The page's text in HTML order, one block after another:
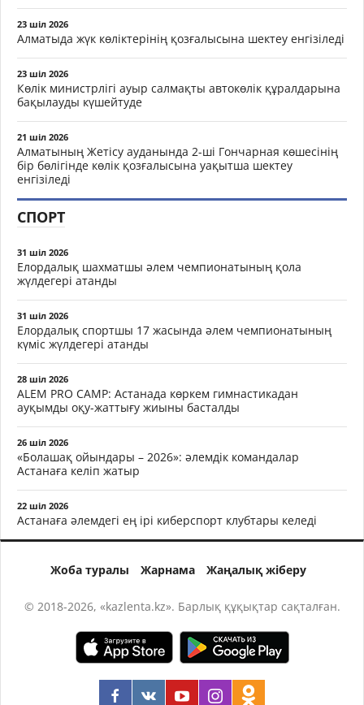
23 шіл 2026
Алматыда жүк көліктерінің қозғалысына шектеу енгізіледі
23 шіл 2026
Көлік министрлігі ауыр салмақты автокөлік құралдарына
бақылауды күшейтуде
21 шіл 2026
Алматының Жетісу ауданында 2-ші Гончарная көшесінің
бір бөлігінде көлік қозғалысына уақытша шектеу
енгізіледі
СПОРТ
31 шіл 2026
Елордалық шахматшы әлем чемпионатының қола
жүлдегері атанды
31 шіл 2026
Елордалық спортшы 17 жасында әлем чемпионатының
күміс жүлдегері атанды
28 шіл 2026
ALEM PRO CAMP: Астанада көркем гимнастикадан
ауқымды оқу-жаттығу жиыны басталды
26 шіл 2026
«Болашақ ойындары – 2026»: әлемдік командалар
Астанаға келіп жатыр
22 шіл 2026
Астанаға әлемдегі ең ірі киберспорт клубтары келеді
Жоба туралы Жарнама Жаңалық жіберу
© 2018-2026, «kazlenta.kz». Барлық құқықтар сақталған.